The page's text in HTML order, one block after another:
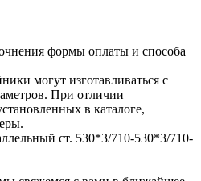
формы оплаты и способа
могут изготавливаться с
При отличии
в каталоге,
ст. 530*3/710-530*3/710-